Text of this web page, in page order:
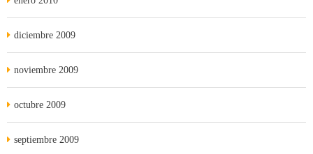
diciembre 2009
noviembre 2009
octubre 2009
septiembre 2009